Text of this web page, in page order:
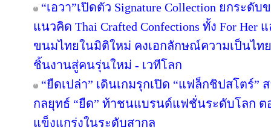
“เอวา”เปิดตัว Signature Collection ยกระ
แนวคิด Thai Crafted Confections ทั้ง For Her
ขนมไทยในมิติใหม่ คงเอกลักษณ์ความเป็นไท
ชิ้นงานสู่คนรุ่นใหม่ - เวทีโลก
“ยืดเปล่า” เดินเกมรุกเปิด “แฟล็กชิปสโตร์”
กลยุทธ์ “ยืด” ท้าชนแบรนด์แฟชั่นระดับโลก
แข็งแกร่งในระดับสากล